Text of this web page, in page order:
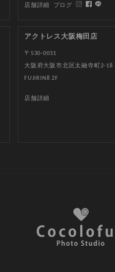
店舗詳細 ブログ
アクトレス大阪梅田店
〒530-0051
大阪府大阪市北区太融寺町2-18
FUJIRIN8 2F
店舗詳細